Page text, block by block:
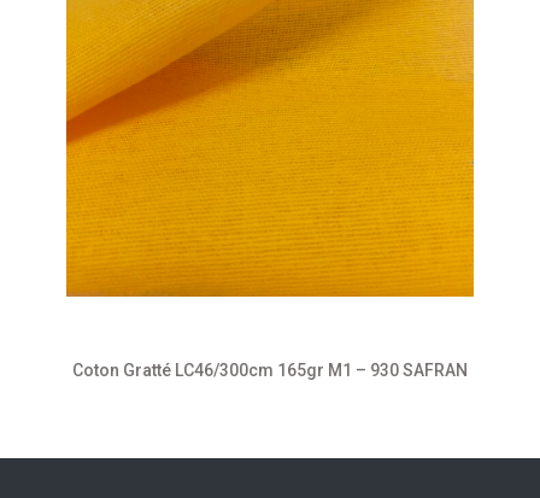
Coton Gratté LC46/300cm 165gr M1 – 930 SAFRAN